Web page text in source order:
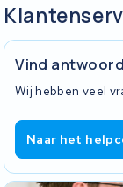
Vind
Wij hebben veel
Naar het